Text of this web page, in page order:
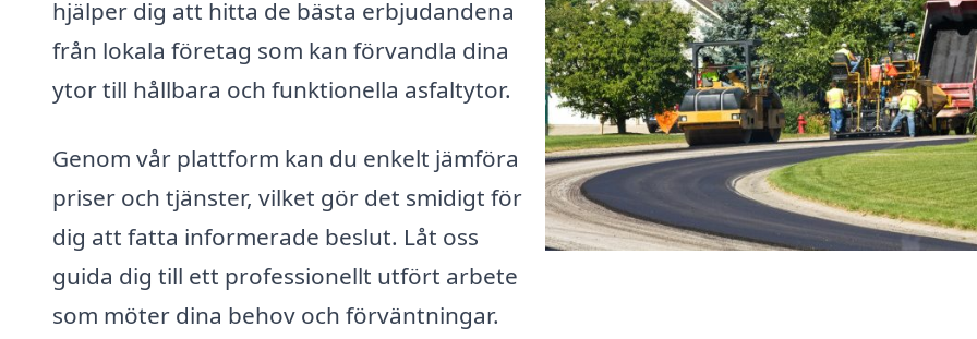
hjälper dig att hitta de bästa erbjudandena
från lokala företag som kan förvandla dina
ytor till hållbara och funktionella asfaltytor.
Genom vår plattform kan du enkelt jämföra
priser och tjänster, vilket gör det smidigt för
dig att fatta informerade beslut. Låt oss
guida dig till ett professionellt utfört arbete
som möter dina behov och förväntningar.